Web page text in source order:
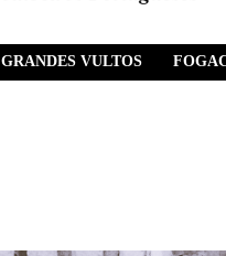
GRANDES VULTOS